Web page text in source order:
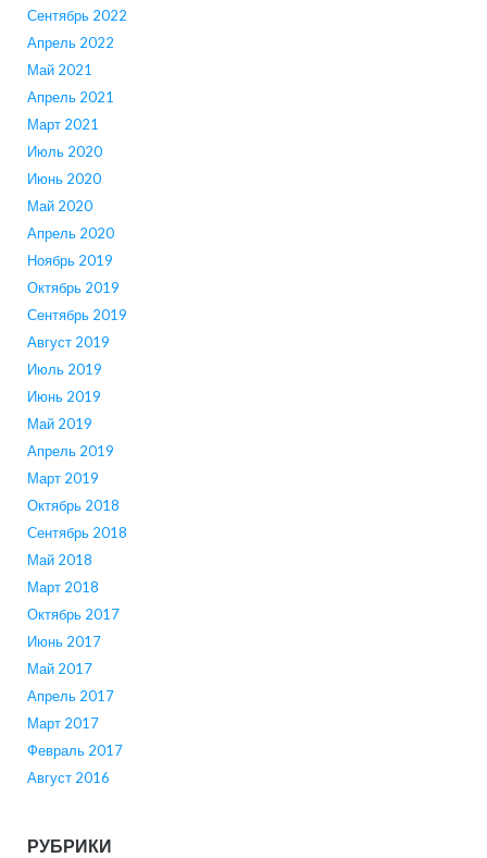
Сентябрь 2022
Апрель 2022
Май 2021
Апрель 2021
Март 2021
Июль 2020
Июнь 2020
Май 2020
Апрель 2020
Ноябрь 2019
Октябрь 2019
Сентябрь 2019
Август 2019
Июль 2019
Июнь 2019
Май 2019
Апрель 2019
Март 2019
Октябрь 2018
Сентябрь 2018
Май 2018
Март 2018
Октябрь 2017
Июнь 2017
Май 2017
Апрель 2017
Март 2017
Февраль 2017
Август 2016
РУБРИКИ